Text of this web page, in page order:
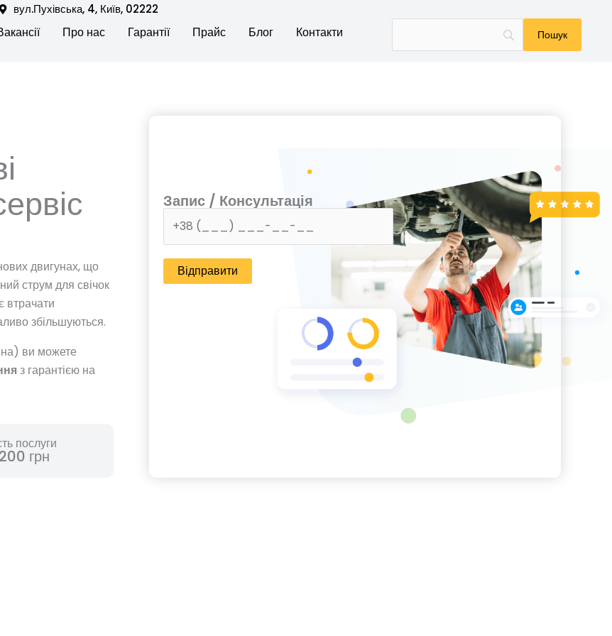
вул.Пухівська, 4, Київ, 02222
автосервісу
Про нас Гарантії Прайс Блог Контакти
двигунах, що
струм для свічок
втрачати
збільшуються.
ви можете
з гарантією на
послуги
грн
Запис / Консультація